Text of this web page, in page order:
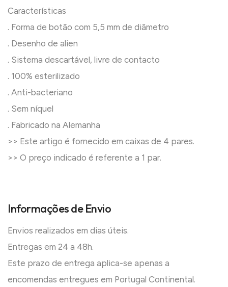
Características
. Forma de botão com 5,5 mm de diâmetro
. Desenho de alien
. Sistema descartável, livre de contacto
. 100% esterilizado
. Anti-bacteriano
. Sem níquel
. Fabricado na Alemanha
>> Este artigo é fornecido em caixas de 4 pares.
>> O preço indicado é referente a 1 par.
Informações de Envio
Envios realizados em dias úteis.
Entregas em 24 a 48h.
Este prazo de entrega aplica-se apenas a
encomendas entregues em Portugal Continental.